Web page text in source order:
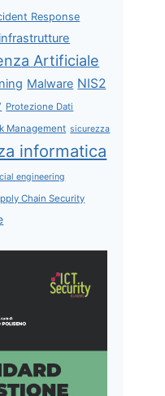
Response
infrastrutture
Artificiale
Malware NIS2
Protezione Dati
Management sicurezza
informatica
engineering
Chain Security